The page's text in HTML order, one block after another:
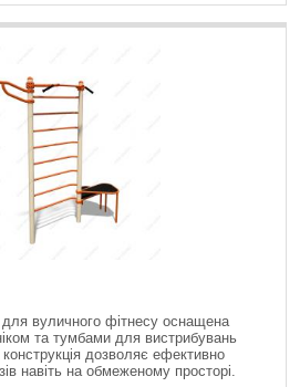
для вуличного фітнесу оснащена
та тумбами для вистрибувань
дозволяє ефективно
навіть на обмеженому просторі.